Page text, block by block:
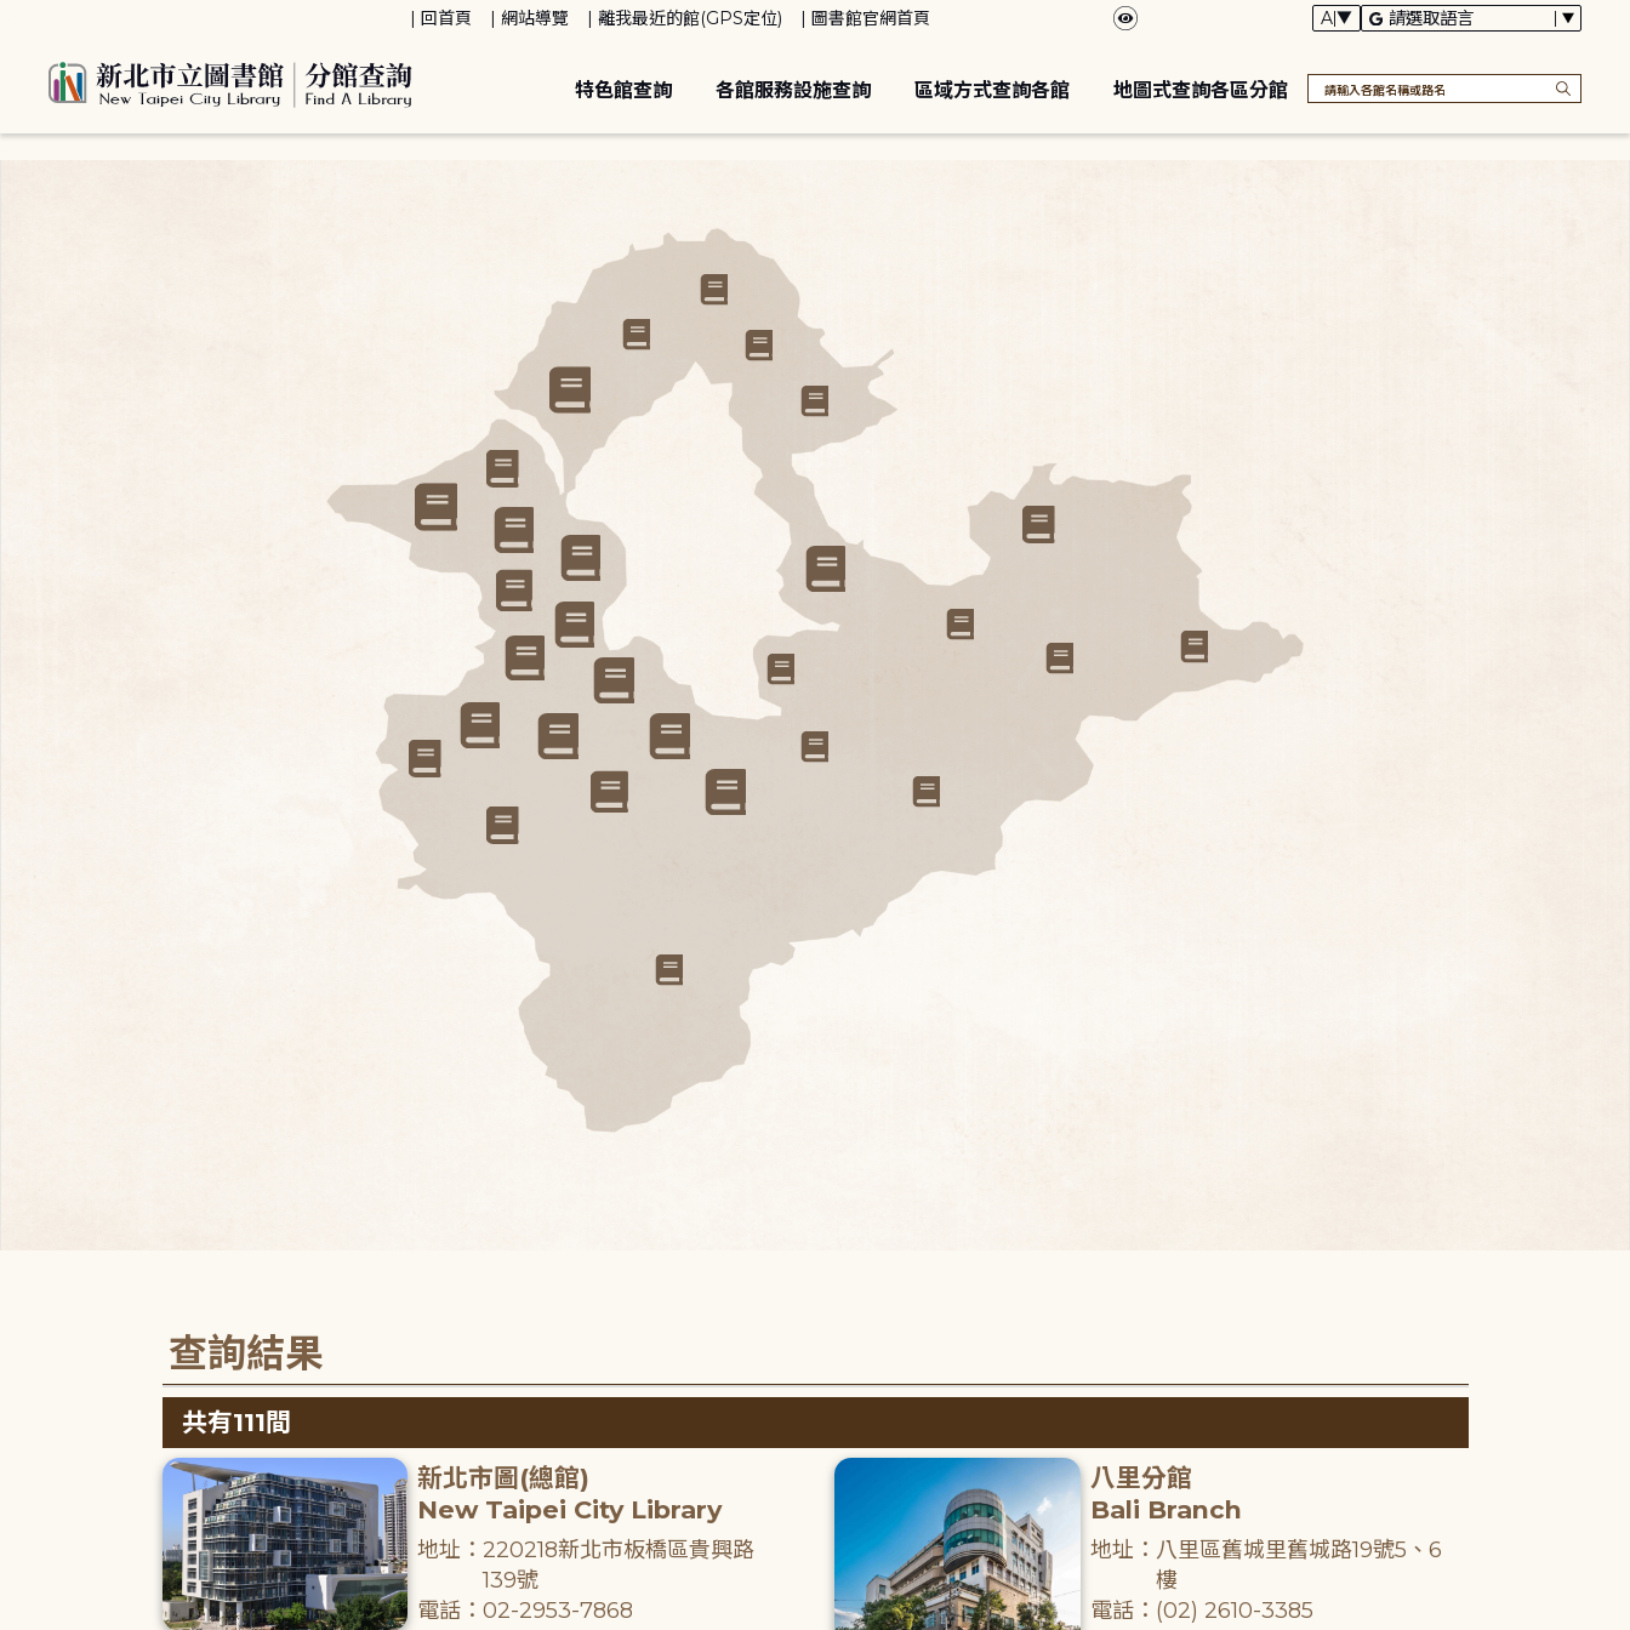
回首頁 網站導覽 離我最近的館(GPS定位) 圖書館官網首頁
特色館查詢 各館服務設施查詢 區域方式查詢各館 地圖式查詢各區分館
查詢結果
共有111間
新北市圖(總館)
New Taipei City Library
地址：220218新北市板橋區貴興路
139號
電話：02-2953-7868
八里分館
Bali Branch
地址：八里區舊城里舊城路19號5、6
樓
電話：(02) 2610-3385